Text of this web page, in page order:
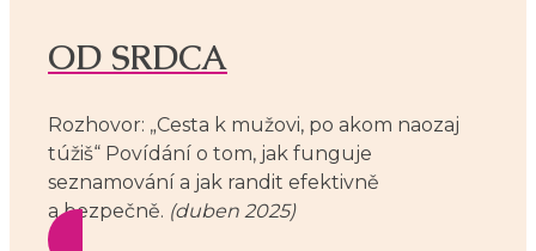
OD SRDCA
Rozhovor: „Cesta k mužovi, po akom naozaj
túžiš“ Povídání o tom, jak funguje
seznamování a jak randit efektivně
a bezpečně. (duben 2025)